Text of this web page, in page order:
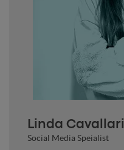
Linda Cavallari
Social Media Speialist